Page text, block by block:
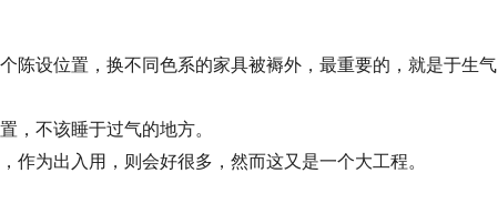
陈设位置，换不同色系的家具被褥外，最重要的，就是于生气
，不该睡于过气的地方。
，作为出入用，则会好很多，然而这又是一个大工程。